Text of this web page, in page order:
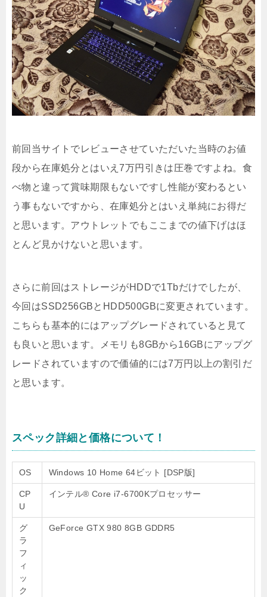
前回当サイトでレビューさせていただいた当時のお値
段から在庫処分とはいえ7万円引きは圧巻ですよね。食
べ物と違って賞味期限もないですし性能が変わるとい
う事もないですから、在庫処分とはいえ単純にお得だ
と思います。アウトレットでもここまでの値下げはほ
とんど見かけないと思います。
さらに前回はストレージがHDDで1Tbだけでしたが、
今回はSSD256GBとHDD500GBに変更されています。
こちらも基本的にはアップグレードされていると見て
も良いと思います。メモリも8GBから16GBにアップグ
レードされていますので価値的には7万円以上の割引だ
と思います。
スペック詳細と価格について！
OS Windows 10 Home 64ビット [DSP版]
CP
U
インテル® Core i7-6700Kプロセッサー
グ
ラ
フ
ィ
ッ
ク
GeForce GTX 980 8GB GDDR5